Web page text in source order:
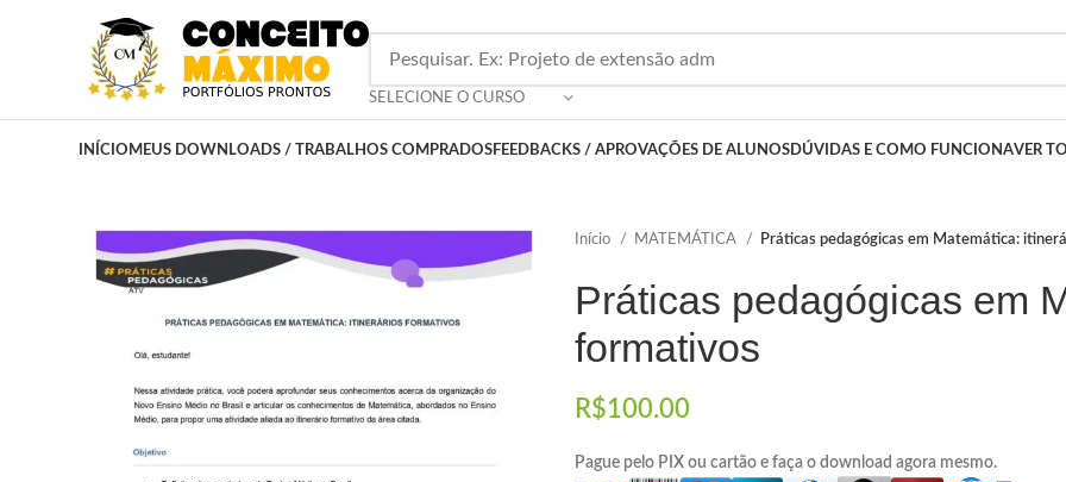
SELECIONE O CURSO
INÍCIO MEUS DOWNLOADS / TRABALHOS COMPRADOSFEEDBACKS / APROVAÇÕES DE ALUNOS DÚVIDAS E COMO FUNCIONAVER
Início MATEMÁTICA Práticas pedagógicas em Matemática:
Práticas pedagógicas em
formativos
R$100.00
Pague pelo PIX ou cartão e faça o download agora mesmo.